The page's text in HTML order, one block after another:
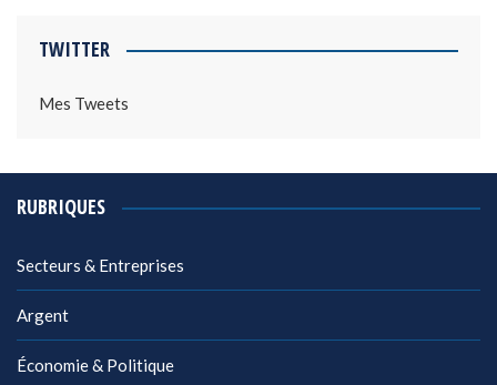
TWITTER
Mes Tweets
RUBRIQUES
Secteurs & Entreprises
Argent
Économie & Politique